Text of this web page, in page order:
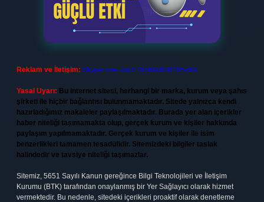
Reklam ve İletişim: Skype: live:.cid.575569c608265c69
Yasal Uyarı: Bu internet sitesi, herhangi bir marka, kurum veya şahıs
şirketi ile hiçbir bağlantısı bulunmamaktadır. Sitede yalnızca kendi
hazırladığımız makaleler paylaşılmaktadır. Burada yer alan içerikler
haber niteliği taşımamakta olup, gerçek kurum ve kişiler hakkında
paylaşım yapılmamaktadır. Gerçek kurum ve kişiler ile isim
benzerlikleri tamamen tesadüfidir. Sitemizdeki bilgiler taslak
halindedir ve tavsiye niteliği taşımazlar.
Sitemiz, 5651 Sayılı Kanun gereğince Bilgi Teknolojileri ve İletişim
Kurumu (BTK) tarafından onaylanmış bir Yer Sağlayıcı olarak hizmet
vermektedir. Bu nedenle, sitedeki içerikleri proaktif olarak denetleme